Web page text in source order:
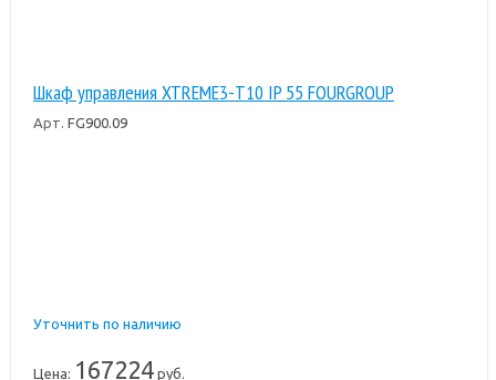
Шкаф управления XTREME3-T10 IP 55 FOURGROUP
Арт. FG900.09
Уточнить по наличию
Цена: 167224руб.